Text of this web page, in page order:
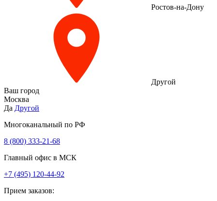
Ростов-на-Дону
Другой
Ваш город
Москва
Да Другой
Многоканальный по РФ
8 (800) 333‑21-68
Главный офис в МСК
+7 (495) 120-44-92
Прием заказов: